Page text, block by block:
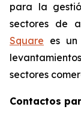
para la
sectores de
Square es
sectores
Contactos